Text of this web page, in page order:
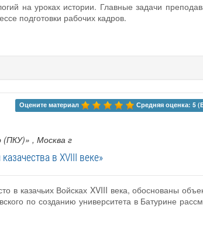
на уроках истории. Главные задачи
подготовки рабочих кадров.
Оцените материал Средняя оценка: 5
(ПКУ)» , Москва г
в XVIII веке»
в казачьих Войсках XVIII века, обоснованы
по созданию университета в Батурине